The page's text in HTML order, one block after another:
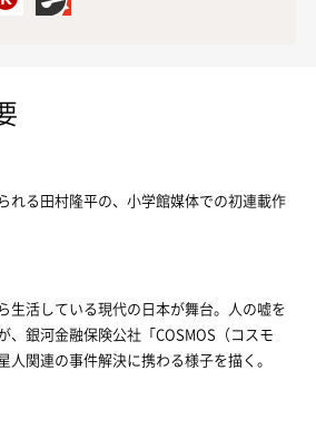
れる田村隆平の、小学館媒体での初連載作
生活している現代の日本が舞台。人の嘘を
、銀河金融保険公社「COSMOS（コスモ
人関連の事件解決に携わる様子を描く。